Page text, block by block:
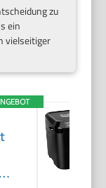
zu
ein
vielseitiger